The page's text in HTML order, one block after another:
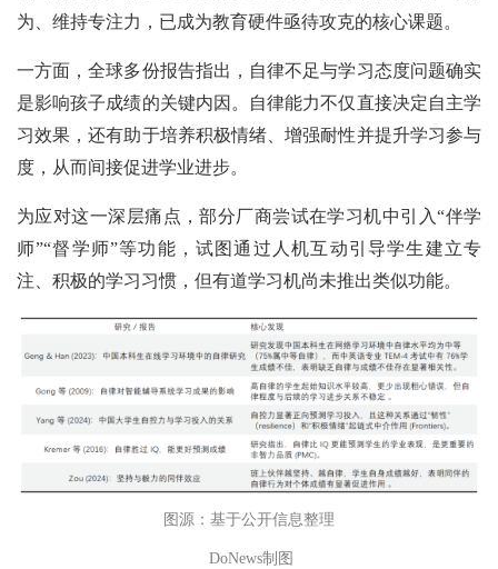
为、维持专注力，已成为教育硬件亟待攻克的核心课题。
一方面，全球多份报告指出，自律不足与学习态度问题确实
是影响孩子成绩的关键内因。自律能力不仅直接决定自主学
习效果，还有助于培养积极情绪、增强耐性并提升学习参与
度，从而间接促进学业进步。
为应对这一深层痛点，部分厂商尝试在学习机中引入“伴学
师”“督学师”等功能，试图通过人机互动引导学生建立专
注、积极的学习习惯，但有道学习机尚未推出类似功能。
图源：基于公开信息整理
DoNews制图